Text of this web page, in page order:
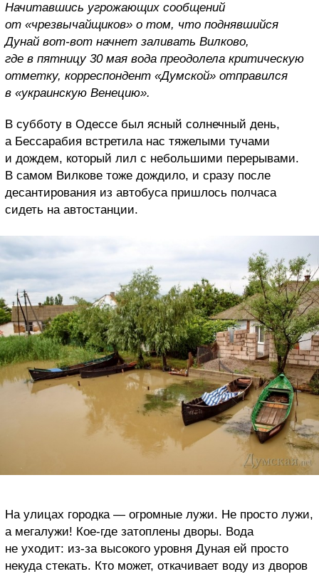
Начитавшись угрожающих сообщений
от «чрезвычайщиков» о том, что поднявшийся
Дунай вот-вот начнет заливать Вилково,
где в пятницу 30 мая вода преодолела критическую
отметку, корреспондент «Думской» отправился
в «украинскую Венецию».
В субботу в Одессе был ясный солнечный день,
а Бессарабия встретила нас тяжелыми тучами
и дождем, который лил с небольшими перерывами.
В самом Вилкове тоже дождило, и сразу после
десантирования из автобуса пришлось полчаса
сидеть на автостанции.
На улицах городка — огромные лужи. Не просто лужи,
а мегалужи! Кое-где затоплены дворы. Вода
не уходит: из-за высокого уровня Дуная ей просто
некуда стекать. Кто может, откачивает воду из дворов